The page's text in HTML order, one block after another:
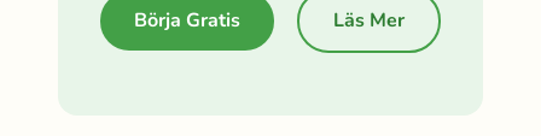
Börja Gratis Läs Mer